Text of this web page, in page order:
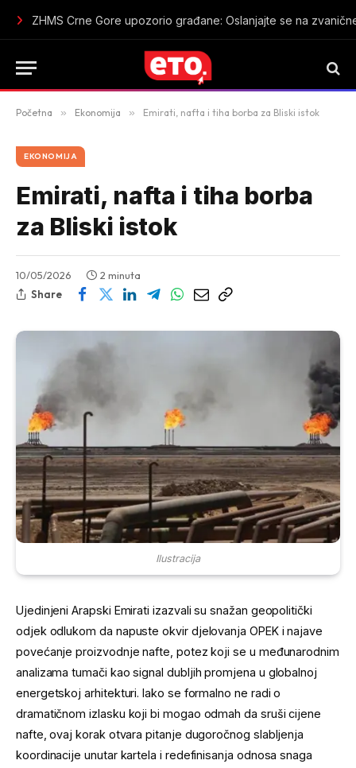
Ko će koga, ako ne svoj svoga: Argentina stala uz Infantina
Početna » Ekonomija » Emirati, nafta i tiha borba za Bliski istok
EKONOMIJA
Emirati, nafta i tiha borba
za Bliski istok
10/05/2026
2 minuta
Share
Ilustracija
Ujedinjeni Arapski Emirati izazvali su snažan geopolitički
odjek odlukom da napuste okvir djelovanja OPEK i najave
povećanje proizvodnje nafte, potez koji se u međunarodnim
analizama tumači kao signal dubljih promjena u globalnoj
energetskoj arhitekturi. Iako se formalno ne radi o
dramatičnom izlasku koji bi mogao odmah da sruši cijene
nafte, ovaj korak otvara pitanje dugoročnog slabljenja
koordinacije unutar kartela i redefinisanja odnosa snaga